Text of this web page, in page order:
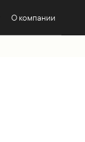
О компании